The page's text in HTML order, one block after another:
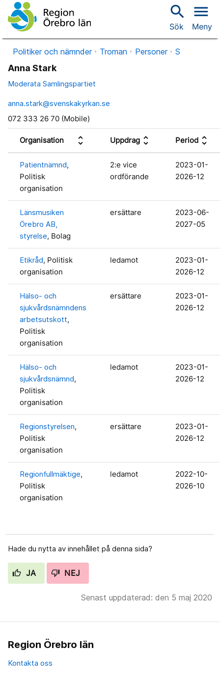
search
Sök
menu
Meny
Politiker och nämnder Troman Personer S
Anna Stark
Moderata Samlingspartiet
anna.stark@svenskakyrkan.se
072 333 26 70 (Mobile)
Organisation unfold_more Uppdrag unfold_more Period unfold_more
Patientnämnd,
Politisk
organisation
2:e vice
ordförande
2023-01-
2026-12
Länsmusiken
Örebro AB,
styrelse, Bolag
ersättare
2023-06-
2027-05
Etikråd, Politisk
organisation
ledamot
2023-01-
2026-12
Hälso- och
sjukvårdsnämndens
arbetsutskott,
Politisk
organisation
ersättare
2023-01-
2026-12
Hälso- och
sjukvårdsnämnd,
Politisk
organisation
ledamot
2023-01-
2026-12
Regionstyrelsen,
Politisk
organisation
ersättare
2023-01-
2026-12
Regionfullmäktige,
Politisk
organisation
ledamot
2022-10-
2026-10
Hade du nytta av innehållet på denna sida?
JA NEJ
Senast uppdaterad: den 5 maj 2020
Region Örebro län
Kontakta oss